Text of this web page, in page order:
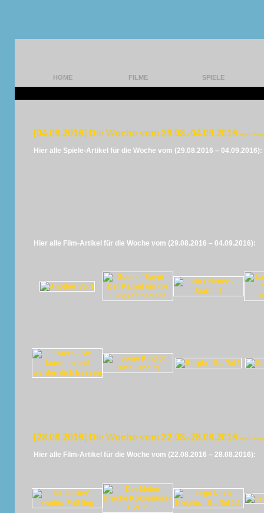
HOME FILME SPIELE
[04.09.2016] Die Woche vom 29.08.-04.09.2016 von
Hier alle Spiele-Artikel für die Woche vom (29.08.2016 – 04.09.2016):
Hier alle Film-Artikel für die Woche vom (29.08.2016 – 04.09.2016):
[28.08.2016] Die Woche vom 22.08.-28.08.2016 von
Hier alle Film-Artikel für die Woche vom (22.08.2016 – 28.08.2016):